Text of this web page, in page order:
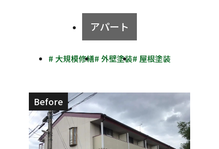
アパート
# 大規模修繕# 外壁塗装# 屋根塗装
Before